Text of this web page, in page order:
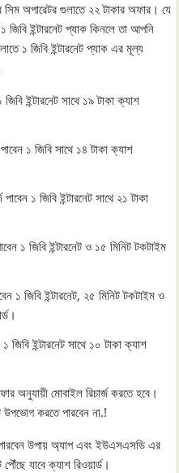
সিম অপারেটর গুলাতে ২২ টাকার অফার। যে
ইন্টারনেট প্যাক কিনলে তা আপনি
১ জিবি ইন্টারনেট প্যাক এর মূল্য
জিবি ইন্টারনেট সাথে ১৯ টাকা ক্যাশ
১ জিবি সাথে ১৪ টাকা ক্যাশ
১ জিবি ইন্টারনেট সাথে ২১ টাকা
১ জিবি ইন্টারনেট ও ১৫ মিনিট টকটাইম
১ জিবি ইন্টারনেট, ২৫ মিনিট টকটাইম ও
জিবি ইন্টারনেট সাথে ১০ টাকা ক্যাশ
অনুযায়ী মোবাইল রিচার্জ করতে হবে।
উপভোগ করতে পারবেন না.!
উপায় অ্যাপ এবং ইউএসএসডি এর
যাবে ক্যাশ রিওয়ার্ড।